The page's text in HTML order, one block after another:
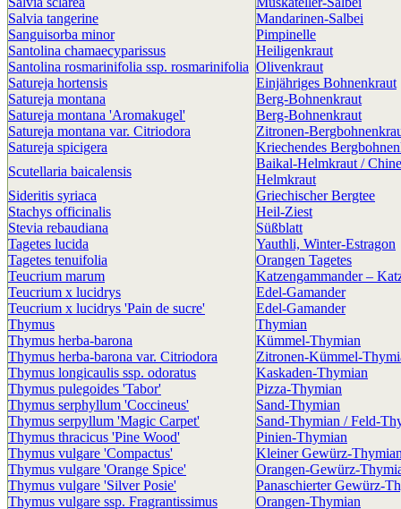
Salvia tangerine
Mandarinen-Salbei
Sanguisorba minor
Pimpinelle
Santolina chamaecyparissus
Heiligenkraut
Santolina rosmarinifolia ssp. rosmarinifolia Olivenkraut
Satureja hortensis
Einjähriges Bohnenkraut
Satureja montana
Berg-Bohnenkraut
Satureja montana 'Aromakugel'
Berg-Bohnenkraut
Satureja montana var. Citriodora
Zitronen-
Satureja spicigera
Kriechendes
Scutellaria baicalensis
Baikal-Helmkraut /
Helmkraut
Sideritis syriaca
Griechischer Bergtee
Stachys officinalis
Heil-Ziest
Stevia rebaudiana
Süßblatt
Tagetes lucida
Yauthli, Winter-Estragon
Tagetes tenuifolia
Orangen Tagetes
Teucrium marum
Katzengammander –
Teucrium x lucidrys
Edel-Gamander
Teucrium x lucidrys 'Pain de sucre'
Edel-Gamander
Thymus
Thymian
Thymus herba-barona
Kümmel-Thymian
Thymus herba-barona var. Citriodora
Zitronen-Kümmel-
Thymus longicaulis ssp. odoratus
Kaskaden-Thymian
Thymus pulegoides 'Tabor'
Pizza-Thymian
Thymus serphyllum 'Coccineus'
Sand-Thymian
Thymus serpyllum 'Magic Carpet'
Sand-Thymian / Feld-
Thymus thracicus 'Pine Wood'
Pinien-Thymian
Thymus vulgare 'Compactus'
Kleiner Gewürz-
Thymus vulgare 'Orange Spice'
Orangen-Gewürz-
Thymus vulgare 'Silver Posie'
Panaschierter Gewürz-
Thymus vulgare ssp. Fragrantissimus
Orangen-Thymian